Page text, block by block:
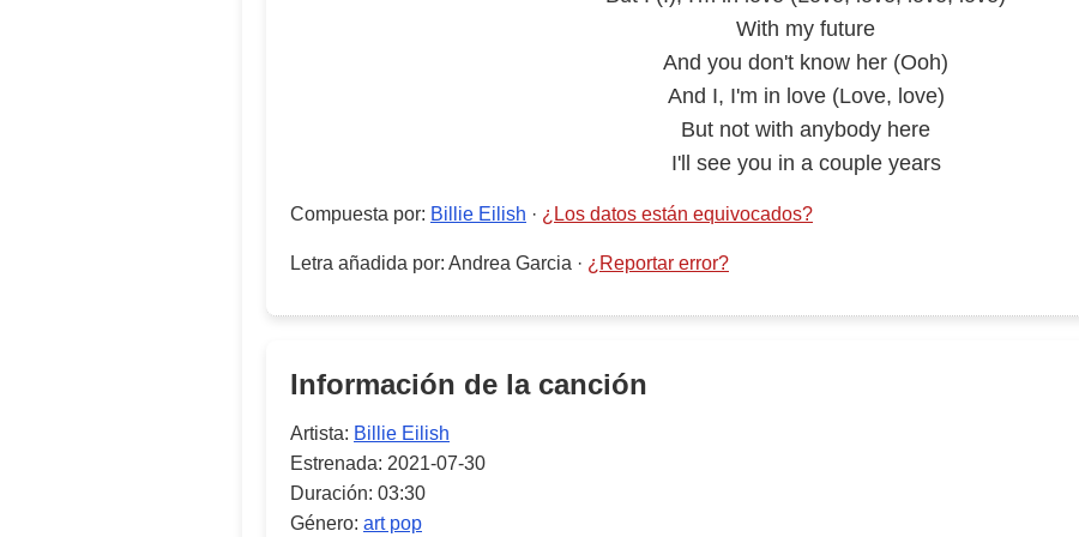
With my future
And you don't know her (Ooh)
And I, I'm in love (Love, love)
But not with anybody here
I'll see you in a couple years
Compuesta por: Billie Eilish · ¿Los datos están equivocados?
Letra añadida por: Andrea Garcia · ¿Reportar error?
Información de la canción
Artista: Billie Eilish
Estrenada: 2021-07-30
Duración: 03:30
Género: art pop